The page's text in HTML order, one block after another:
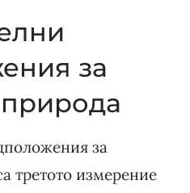
за
за
третото измерение